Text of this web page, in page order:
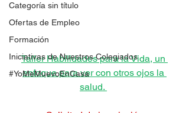
Categoría sin título
Ofertas de Empleo
Formación
Iniciativas de Nuestros Colegiados
#YoMeMuevoEnCasa
Taller Habilidades para la Vida, un
enfoque para ver con otros ojos la
salud.